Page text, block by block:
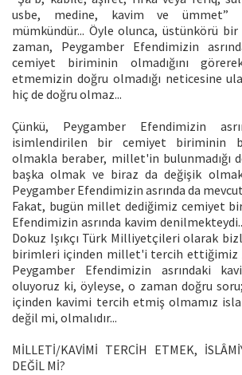
usbe, medine, kavim ve ümmet”
mümkündür... Öyle olunca, üstünkörü bir
zaman, Peygamber Efendimizin
cemiyet biriminin olmadığını
etmemizin doğru olmadığı neticesine
hiç de doğru olmaz...
Çünkü, Peygamber Efendimizin
isimlendirilen bir cemiyet biriminin
olmakla beraber, millet'in bulunmadığı
başka olmak ve biraz da değişik
Peygamber Efendimizin asrında da
Fakat, bugün millet dediğimiz cemiyet
Efendimizin asrında kavim
Dokuz Işıkçı Türk Milliyetçileri olarak
birimleri içinden millet'i tercih ettiğimiz
Peygamber Efendimizin asrındaki
oluyoruz ki, öyleyse, o zaman doğru
içinden kavimi tercih etmiş olmamız
değil mi, olmalıdır...
MİLLETİ/KAVİMİ TERCİH ETMEK,
DEĞİL Mİ?